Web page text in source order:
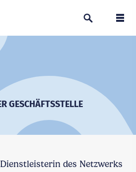
Suchen
GESCHÄFTSSTELLE
des Netzwerks